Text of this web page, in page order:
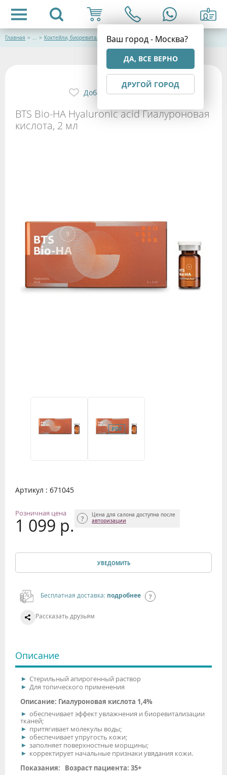
Ваш город - Москва?
ДА, ВСЕ ВЕРНО
ДРУГОЙ ГОРОД
Главная > ... > Коктейли, биоревитализанты
BTS Bio-HA Hyaluronic acid Гиалуроновая
кислота, 2 мл
Добавить в избранное
Артикул : 671045
Розничная цена
1 099 р.
Цена для салона доступна после
авторизации
УВЕДОМИТЬ
Бесплатная доставка: подробнее
Рассказать друзьям
Описание
Стерильный апирогенный раствор
Для топического применения
Описание: Гиалуроновая кислота 1,4%
обеспечивает эффект увлажнения и биоревитализации
тканей;
притягивает молекулы воды;
обеспечивает упругость кожи;
заполняет поверхностные морщины;
корректирует начальные признаки увядания кожи.
Показания: Возраст пациента: 35+